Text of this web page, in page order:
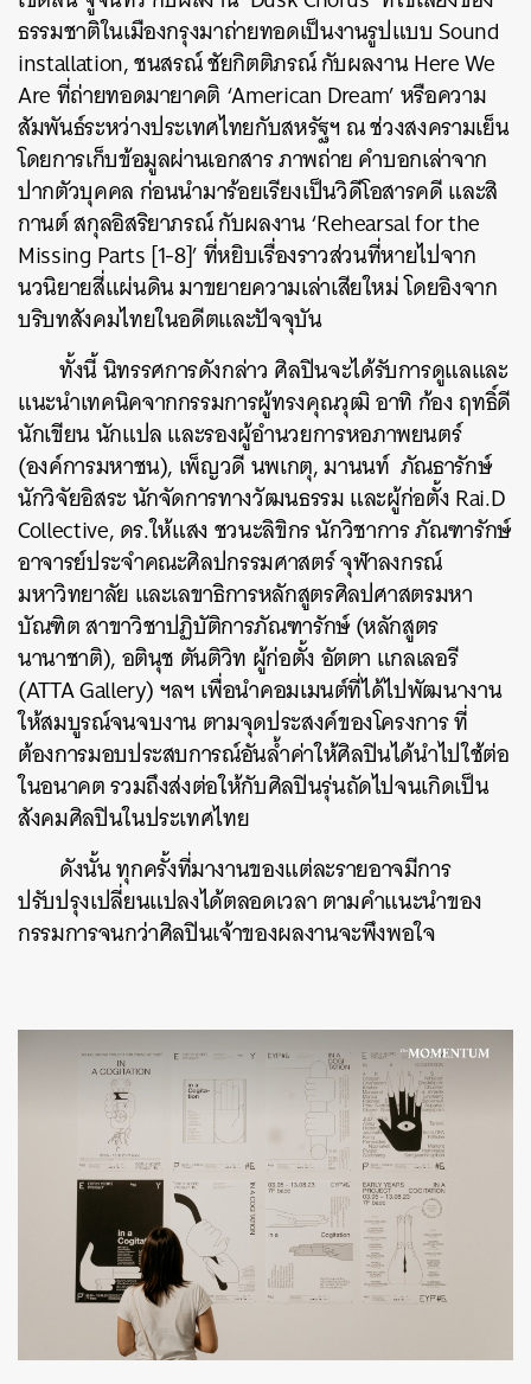
ธรรมชาติในเมืองกรุงมาถ่ายทอดเป็นงานรูปแบบ Sound
installation, ชนสรณ์ ชัยกิตติภรณ์ กับผลงาน Here We
Are ที่ถ่ายทอดมายาคติ ‘American Dream’ หรือความ
สัมพันธ์ระหว่างประเทศไทยกับสหรัฐฯ ณ ช่วงสงครามเย็น
โดยการเก็บข้อมูลผ่านเอกสาร ภาพถ่าย คำบอกเล่าจาก
ปากตัวบุคคล ก่อนนำมาร้อยเรียงเป็นวิดีโอสารคดี และสิ
กานต์ สกุลอิสริยาภรณ์ กับผลงาน ‘Rehearsal for the
Missing Parts [1-8]’ ที่หยิบเรื่องราวส่วนที่หายไปจาก
นวนิยายสี่แผ่นดิน มาขยายความเล่าเสียใหม่ โดยอิงจาก
บริบทสังคมไทยในอดีตและปัจจุบัน
ทั้งนี้ นิทรรศการดังกล่าว ศิลปินจะได้รับการดูแลและ
แนะนำเทคนิคจากกรรมการผู้ทรงคุณวุฒิ อาทิ ก้อง ฤทธิ์ดี
นักเขียน นักแปล และรองผู้อำนวยการหอภาพยนตร์
(องค์การมหาชน), เพ็ญวดี นพเกตุ, มานนท์ ภัณธารักษ์
นักวิจัยอิสระ นักจัดการทางวัฒนธรรม และผู้ก่อตั้ง Rai.D
Collective, ดร.ให้แสง ชวนะลิขิกร นักวิชาการ ภัณฑารักษ์
อาจารย์ประจำคณะศิลปกรรมศาสตร์ จุฬาลงกรณ์
มหาวิทยาลัย และเลขาธิการหลักสูตรศิลปศาสตรมหา
บัณฑิต สาขาวิชาปฏิบัติการภัณฑารักษ์ (หลักสูตร
นานาชาติ), อตินุช ตันติวิท ผู้ก่อตั้ง อัตตา แกลเลอรี
(ATTA Gallery) ฯลฯ เพื่อนำคอมเมนต์ที่ได้ไปพัฒนางาน
ให้สมบูรณ์จนจบงาน ตามจุดประสงค์ของโครงการ ที่
ต้องการมอบประสบการณ์อันล้ำค่าให้ศิลปินได้นำไปใช้ต่อ
ในอนาคต รวมถึงส่งต่อให้กับศิลปินรุ่นถัดไปจนเกิดเป็น
สังคมศิลปินในประเทศไทย
ดังนั้น ทุกครั้งที่มางานของแต่ละรายอาจมีการ
ปรับปรุงเปลี่ยนแปลงได้ตลอดเวลา ตามคำแนะนำของ
กรรมการจนกว่าศิลปินเจ้าของผลงานจะพึงพอใจ